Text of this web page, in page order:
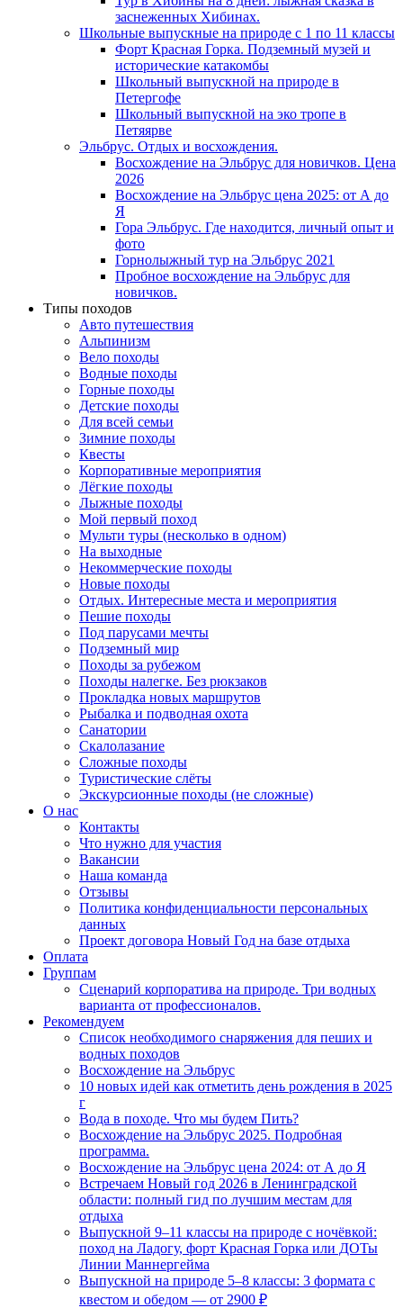
заснеженных Хибинах.
Школьные выпускные на природе с 1 по 11 классы
Форт Красная Горка. Подземный музей и
исторические катакомбы
Школьный выпускной на природе в
Петергофе
Школьный выпускной на эко тропе в
Петяярве
Эльбрус. Отдых и восхождения.
Восхождение на Эльбрус для новичков. Цена
2026
Восхождение на Эльбрус цена 2025: от А до
Я
Гора Эльбрус. Где находится, личный опыт и
фото
Горнолыжный тур на Эльбрус 2021
Пробное восхождение на Эльбрус для
новичков.
Типы походов
Авто путешествия
Альпинизм
Вело походы
Водные походы
Горные походы
Детские походы
Для всей семьи
Зимние походы
Квесты
Корпоративные мероприятия
Лёгкие походы
Лыжные походы
Мой первый поход
Мульти туры (несколько в одном)
На выходные
Некоммерческие походы
Новые походы
Отдых. Интересные места и мероприятия
Пешие походы
Под парусами мечты
Подземный мир
Походы за рубежом
Походы налегке. Без рюкзаков
Прокладка новых маршрутов
Рыбалка и подводная охота
Санатории
Скалолазание
Сложные походы
Туристические слёты
Экскурсионные походы (не сложные)
О нас
Контакты
Что нужно для участия
Вакансии
Наша команда
Отзывы
Политика конфиденциальности персональных
данных
Проект договора Новый Год на базе отдыха
Оплата
Группам
Сценарий корпоратива на природе. Три водных
варианта от профессионалов.
Рекомендуем
Список необходимого снаряжения для пеших и
водных походов
Восхождение на Эльбрус
10 новых идей как отметить день рождения в 2025
г
Вода в походе. Что мы будем Пить?
Восхождение на Эльбрус 2025. Подробная
программа.
Восхождение на Эльбрус цена 2024: от А до Я
Встречаем Новый год 2026 в Ленинградской
области: полный гид по лучшим местам для
отдыха
Выпускной 9–11 классы на природе с ночёвкой:
поход на Ладогу, форт Красная Горка или ДОТы
Линии Маннергейма
Выпускной на природе 5–8 классы: 3 формата с
квестом и обедом — от 2900 ₽